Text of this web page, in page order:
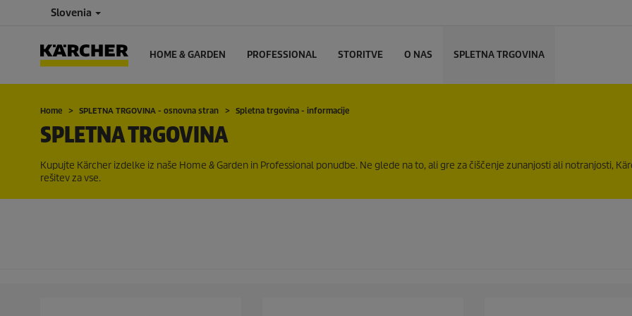
Slovenia
HOME & GARDEN PROFESSIONAL STORITVE O NAS SPLETNA TRGOVINA
Home SPLETNA TRGOVINA - osnovna stran Spletna trgovina - informacije
SPLETNA TRGOVINA
Kupujte Kärcher izdelke iz naše Home & Garden in Professional ponudbe. Ne glede na to, ali gre za čiščenje zunanjosti ali notranjosti,
rešitev za vse.